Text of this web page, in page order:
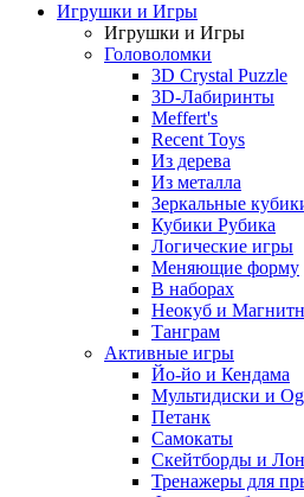
Игрушки и Игры
Игрушки и Игры
Головоломки
3D Crystal Puzzle
3D-Лабиринты
Meffert's
Recent Toys
Из дерева
Из металла
Зеркальные
Кубики Рубика
Логические игры
Меняющие форму
В наборах
Неокуб и
Танграм
Активные игры
Йо-йо и Кендама
Мультидиски и
Петанк
Самокаты
Скейтборды и
Тренажеры для